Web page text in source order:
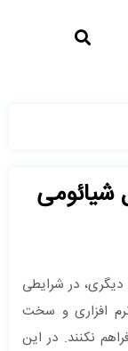
دیگری، در شرایطی
افزاری و سخت
نکنند. در این